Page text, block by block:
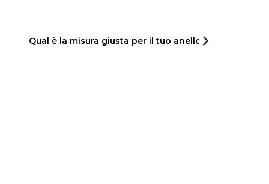
Qual è la misura giusta per il tuo anello?